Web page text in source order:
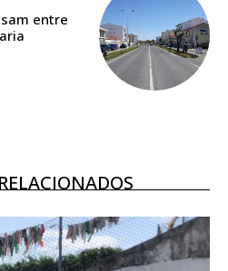
ANUAL
online
Exclusivos para
anual
entre